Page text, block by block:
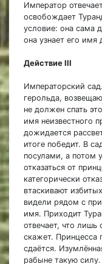
Император
освобождает
условие: она сама
она узнает его имя
Действие III
Императорский
герольда,
не должен спать
имя неизвестного
дожидается
итоге победит. В
посулами, а потом
отказаться от
категорически
втаскивают
видели рядом с
имя. Приходит
отвечает, что лишь
скажет. Принцесса
сдаётся.
рабыне такую